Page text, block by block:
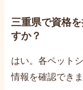
三重県で資格
すか？
はい。各ペット
情報を確認できま